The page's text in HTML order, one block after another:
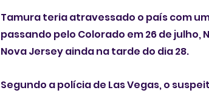
Tamura teria atravessado o país com
passando pelo Colorado em 26 de julho,
Nova Jersey ainda na tarde do dia 28.
Segundo a polícia de Las Vegas, o